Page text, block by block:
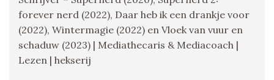
forever nerd (2022), Daar heb ik een drankje voor
(2022), Wintermagie (2022) en Vloek van vuur en
schaduw (2023) | Mediathecaris & Mediacoach |
Lezen | hekserij